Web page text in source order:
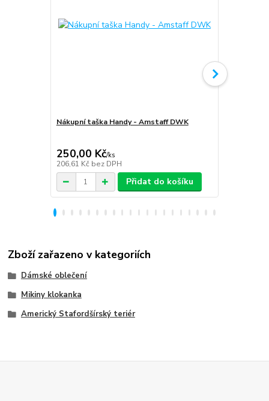
Nákupní taška Handy - Amstaff DWK
250,00 Kč/ks
206,61 Kč bez DPH
Přidat do košíku
Zboží zařazeno v kategoriích
Dámské oblečení
Mikiny klokanka
Americký Stafordšírský teriér